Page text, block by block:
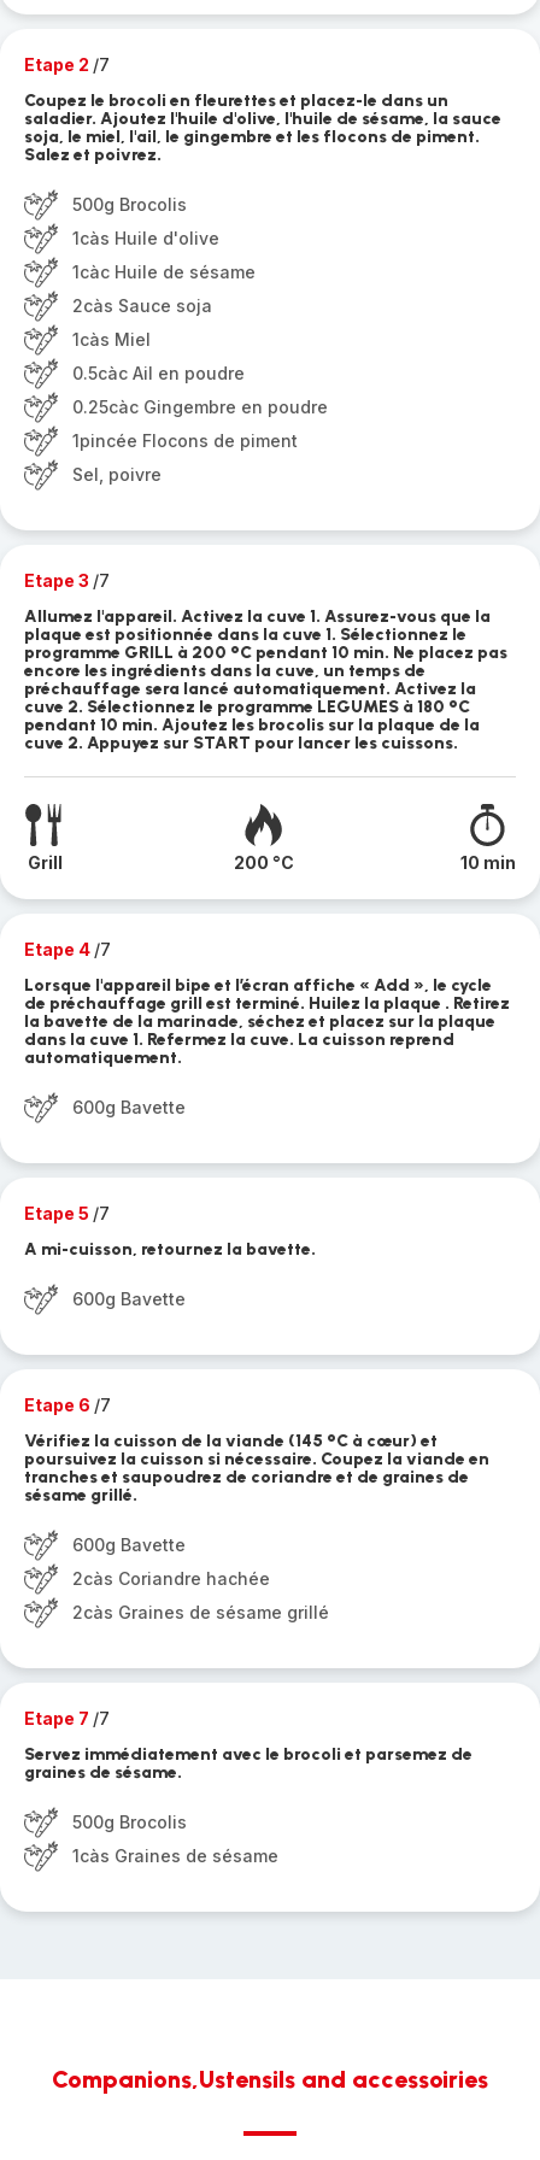
Etape 2 /7
Coupez le brocoli en fleurettes et placez-le dans un
saladier. Ajoutez l'huile d'olive, l'huile de sésame, la sauce
soja, le miel, l'ail, le gingembre et les flocons de piment.
Salez et poivrez.
500g Brocolis
1càs Huile d'olive
1càc Huile de sésame
2càs Sauce soja
1càs Miel
0.5càc Ail en poudre
0.25càc Gingembre en poudre
1pincée Flocons de piment
Sel, poivre
Etape 3 /7
Allumez l'appareil. Activez la cuve 1. Assurez-vous que la
plaque est positionnée dans la cuve 1. Sélectionnez le
programme GRILL à 200 °C pendant 10 min. Ne placez pas
encore les ingrédients dans la cuve, un temps de
préchauffage sera lancé automatiquement. Activez la
cuve 2. Sélectionnez le programme LEGUMES à 180 °C
pendant 10 min. Ajoutez les brocolis sur la plaque de la
cuve 2. Appuyez sur START pour lancer les cuissons.
Grill 200 °C 10 min
Etape 4 /7
Lorsque l'appareil bipe et l’écran affiche « Add », le cycle
de préchauffage grill est terminé. Huilez la plaque . Retirez
la bavette de la marinade, séchez et placez sur la plaque
dans la cuve 1. Refermez la cuve. La cuisson reprend
automatiquement.
600g Bavette
Etape 5 /7
A mi-cuisson, retournez la bavette.
600g Bavette
Etape 6 /7
Vérifiez la cuisson de la viande (145 °C à cœur) et
poursuivez la cuisson si nécessaire. Coupez la viande en
tranches et saupoudrez de coriandre et de graines de
sésame grillé.
600g Bavette
2càs Coriandre hachée
2càs Graines de sésame grillé
Etape 7 /7
Servez immédiatement avec le brocoli et parsemez de
graines de sésame.
500g Brocolis
1càs Graines de sésame
Companions,Ustensils and accessoiries